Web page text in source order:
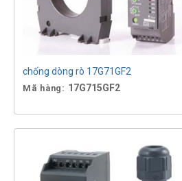
chống dòng rò 17G71GF2
Mã hàng: 17G715GF2